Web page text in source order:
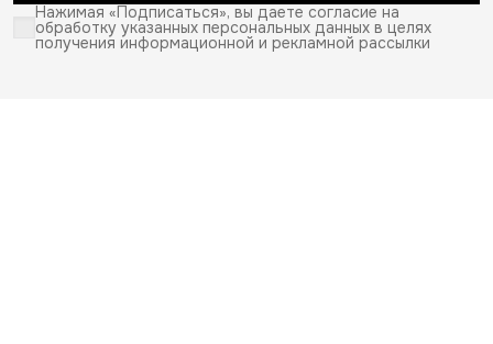
Нажимая «Подписаться», вы даете согласие на
обработку указанных персональных данных в целях
получения информационной и рекламной рассылки